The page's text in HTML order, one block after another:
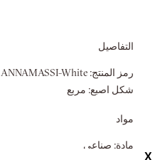
التفاصيل
رمز المنتج: ANNAMASSI-White
شكل اصبع: مربع
مواد
مادة: صناعي